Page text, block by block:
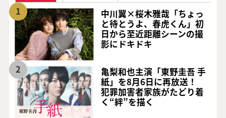
1
中川翼×桜木雅哉「ちょっ
と待とうよ、春虎くん」初
日から至近距離シーンの撮
影にドキドキ
2
亀梨和也主演「東野圭吾 手
紙」を8月6日に再放送！
犯罪加害者家族がたどり着
く“絆”を描く